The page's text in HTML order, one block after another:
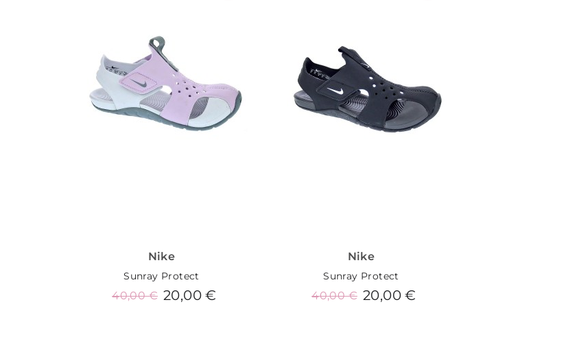
Nike
Sunray Protect
20,00 €
40,00 €
Nike
Sunray Protect
20,00 €
40,00 €